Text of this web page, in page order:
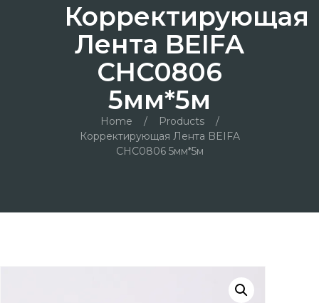
Корректирующая
Лента BEIFA
CHC0806
5мм*5м
Home / Products
/
Корректирующая Лента BEIFA
CHC0806 5мм*5м